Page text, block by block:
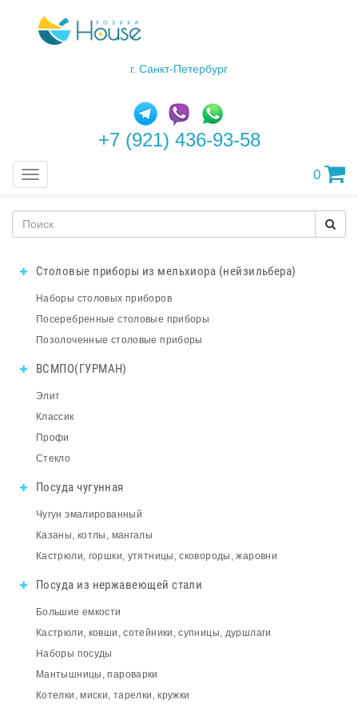
г. Санкт-Петербург
+7 (921) 436-93-58
Меню 0
Столовые приборы из мельхиора (нейзильбера)
Наборы столовых приборов
Посеребренные столовые приборы
Позолоченные столовые приборы
ВСМПО(ГУРМАН)
Элит
Классик
Профи
Стекло
Посуда чугунная
Чугун эмалированный
Казаны, котлы, мангалы
Кастрюли, горшки, утятницы, сковороды, жаровни
Посуда из нержавеющей стали
Большие емкости
Кастрюли, ковши, сотейники, супницы, дуршлаги
Наборы посуды
Мантышницы, пароварки
Котелки, миски, тарелки, кружки